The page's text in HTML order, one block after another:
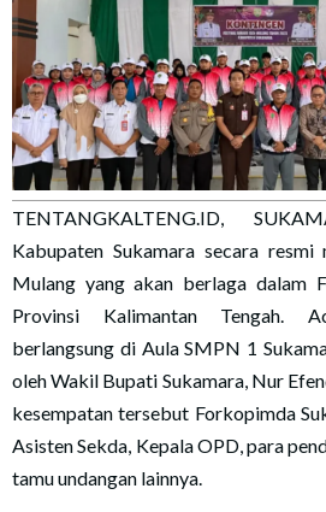
TENTANGKALTENG.ID,
Kabupaten Sukamara secara resmi
Mulang yang akan berlaga dalam
Provinsi Kalimantan Tengah.
berlangsung di Aula SMPN 1
oleh Wakil Bupati Sukamara, Nur
kesempatan tersebut Forkopimda
Asisten Sekda, Kepala OPD, para
tamu undangan lainnya.